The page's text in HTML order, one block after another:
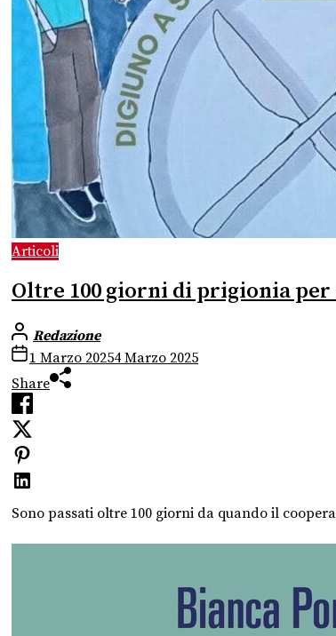
Articoli
Oltre 100 giorni di prigionia
Redazione
1 Marzo 20254 Marzo 2025
Share
Sono passati oltre 100 giorni da quando il